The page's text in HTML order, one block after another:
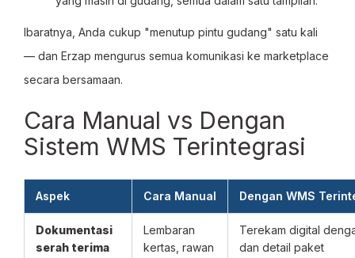
Ibaratnya, Anda cukup "menutup pintu gudang" satu kali
— dan Erzap mengurus semua komunikasi ke marketplace
secara bersamaan.
Cara Manual vs Dengan
Sistem WMS Terintegrasi
Aspek Cara Manual Dengan WMS
Dokumentasi
serah terima
Lembaran
kertas, rawan
Terekam digital
dan detail paket